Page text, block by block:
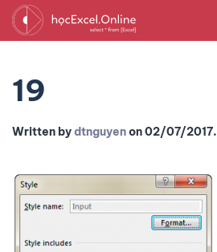
19
Written bydtnguyenon02/07/2017.